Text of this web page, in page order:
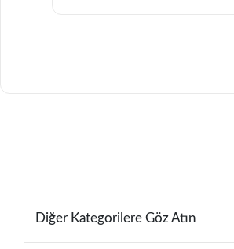
Diğer Kategorilere Göz Atın